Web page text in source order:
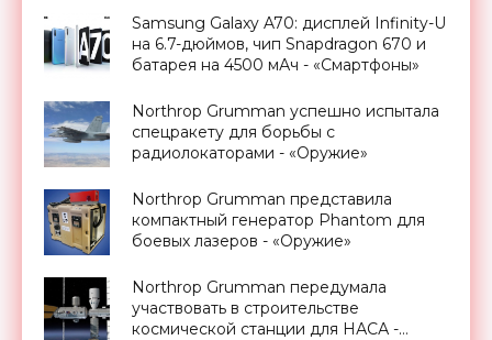
Samsung Galaxy A70: дисплей Infinity-U
на 6.7-дюймов, чип Snapdragon 670 и
батарея на 4500 мАч - «Смартфоны»
Northrop Grumman успешно испытала
спецракету для борьбы с
радиолокаторами - «Оружие»
Northrop Grumman представила
компактный генератор Phantom для
боевых лазеров - «Оружие»
Northrop Grumman передумала
участвовать в строительстве
космической станции для НАСА -